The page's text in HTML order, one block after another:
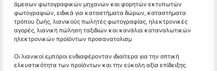
άμεσων φωτογραφικών μηχανών και φορητών εκτυπωτών
φωτογραφιών, ειδικά για καταστήματα δώρων, καταστήματα
τρόπου ζωής, λιανικούς πωλητές φωτογραφίας, ηλεκτρονικές
αγορές, λιανική πώληση ταξιδιών και κανάλια καταναλωτικών
ηλεκτρονικών προϊόντων προσανατολισμ
Οι λιανικοί εμπόροι ενδιαφέρονταν ιδιαίτερα για την οπτική
ελκυστικότητα των προϊόντων και την εύκολη αξία επίδειξης.